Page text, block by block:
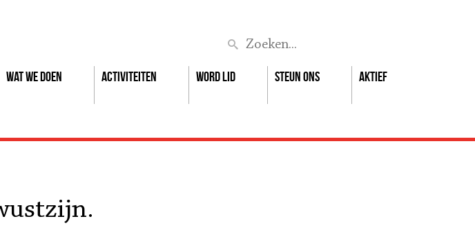
Wat we doen Activiteiten Word lid Steun ons Aktief